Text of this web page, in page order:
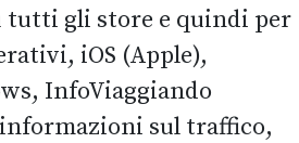
tutti gli store e quindi per
iOS (Apple),
InfoViaggiando
sul traffico,